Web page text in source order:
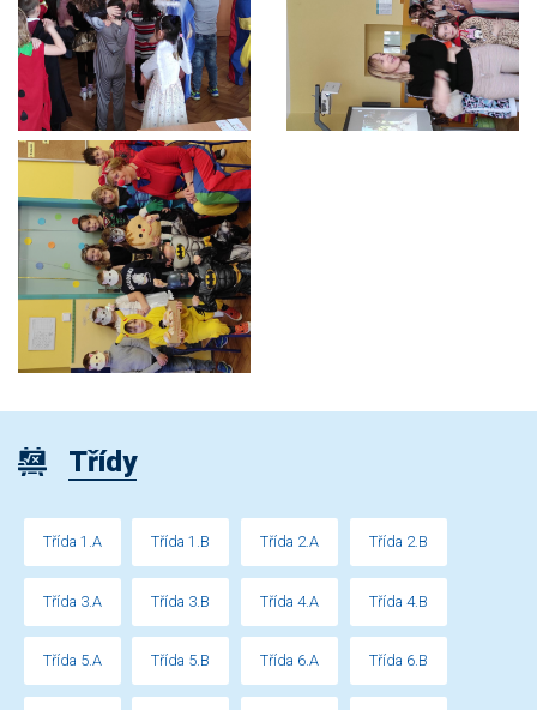
Třídy
Třída 1.A Třída 1.B Třída 2.A Třída 2.B
Třída 3.A Třída 3.B Třída 4.A Třída 4.B
Třída 5.A Třída 5.B Třída 6.A Třída 6.B